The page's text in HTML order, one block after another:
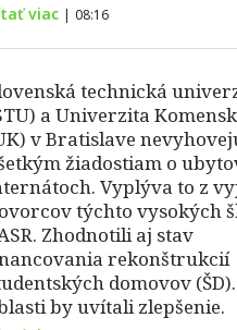
viac | 08:16
technická
a Univerzita
v Bratislave
žiadostiam o
Vyplýva to z
týchto vysokých
Zhodnotili aj stav
rekonštrukcií
domovov
by uvítali zlepšenie.